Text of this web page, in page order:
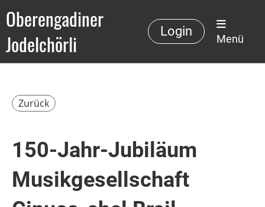
Oberengadiner
Jodelchörli
Login
Menü
Zurück
150-Jahr-Jubiläum
Musikgesellschaft